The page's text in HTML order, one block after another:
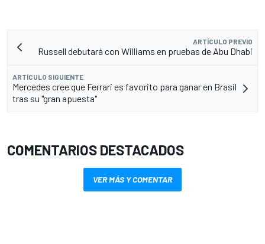
ARTÍCULO PREVIO
Russell debutará con Williams en pruebas de Abu Dhabi
ARTÍCULO SIGUIENTE
Mercedes cree que Ferrari es favorito para ganar en Brasil
tras su "gran apuesta"
COMENTARIOS DESTACADOS
VER MÁS Y COMENTAR